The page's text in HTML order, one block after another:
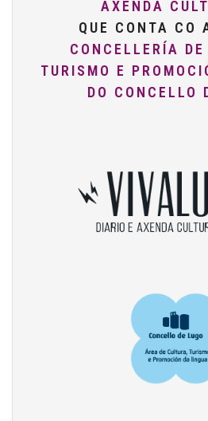
AXENDA
QUE CONTA CO
CONCELLERÍA
TURISMO E
DO CONCELLO